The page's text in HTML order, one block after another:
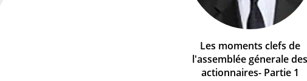
Les moments clefs de
l'assemblée génerale des
actionnaires- Partie 1